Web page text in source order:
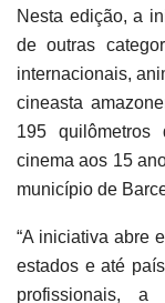
Nesta edição, a
de outras
internacionais,
cineasta
195
cinema aos 15
município de
“A iniciativa abre
estados e até
profissionais,